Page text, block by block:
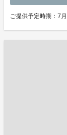
ご提供予定時期：7